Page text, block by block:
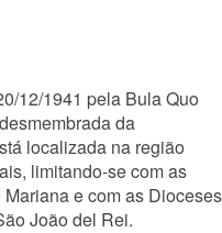
12/1941 pela Bula Quo
da
localizada na região
limitando-se com as
e com as Dioceses
João del Rei.